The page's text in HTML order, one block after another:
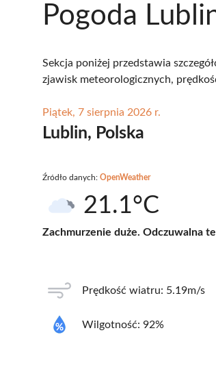
Pogoda
Sekcja poniżej przedstawia
zjawisk meteorologicznych,
Piątek, 7 sierpnia 2026 r.
Lublin, Polska
Źródło danych: OpenWeather
21.1°C
Zachmurzenie duże. Odczuwalna
Prędkość wiatru: 5.19m/s
Wilgotność: 92%